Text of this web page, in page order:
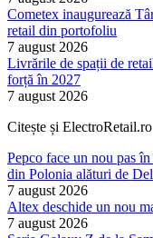
Cometex inaugurează
retail din portofoliu
7 august 2026
Livrările de spații de
forță în 2027
7 august 2026
Citește și ElectroRetail.ro
Pepco face un nou pas
din Polonia alături de
7 august 2026
Altex deschide un nou
7 august 2026